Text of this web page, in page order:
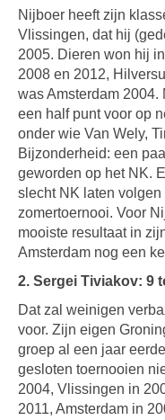
Nijboer heeft zijn
Vlissingen, dat hij
2005. Dieren won hij
2008 en 2012,
was Amsterdam
een half punt voor op
onder wie Van Wely,
Bijzonderheid: een
geworden op het NK.
slecht NK laten
zomertoernooi. Voor
mooiste resultaat in
Amsterdam nog een
2. Sergei Tiviakov: 9
Dat zal weinigen
voor. Zijn eigen
groep al een jaar
gesloten toernooien
2004, Vlissingen in
2011, Amsterdam in